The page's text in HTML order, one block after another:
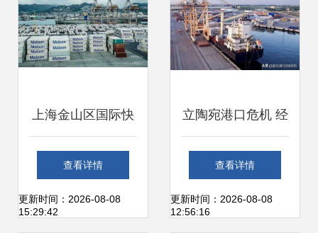
里府林查班用起重
机运送到港口
迎发展机遇
上海金山区国际快
递进出口咨询 杰彦
国际物流专业代理
查看详情
更新时间：2026-08-08
15:29:42
立陶宛港口危机 经
济下滑的警示
查看详情
更新时间：2026-08-08
12:56:16